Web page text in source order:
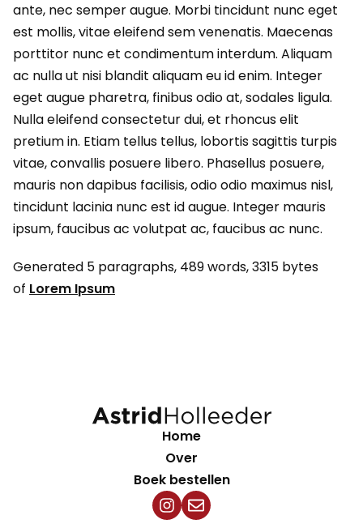
ante, nec semper augue. Morbi tincidunt nunc eget
est mollis, vitae eleifend sem venenatis. Maecenas
porttitor nunc et condimentum interdum. Aliquam
ac nulla ut nisi blandit aliquam eu id enim. Integer
eget augue pharetra, finibus odio at, sodales ligula.
Nulla eleifend consectetur dui, et rhoncus elit
pretium in. Etiam tellus tellus, lobortis sagittis turpis
vitae, convallis posuere libero. Phasellus posuere,
mauris non dapibus facilisis, odio odio maximus nisl,
tincidunt lacinia nunc est id augue. Integer mauris
ipsum, faucibus ac volutpat ac, faucibus ac nunc.
Generated 5 paragraphs, 489 words, 3315 bytes
of Lorem Ipsum
Home
Over
Boek bestellen